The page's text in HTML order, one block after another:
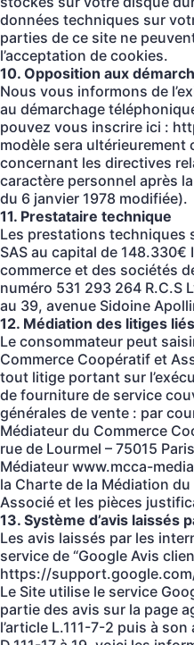
données techniques sur
parties de ce site ne
l’acceptation de cookies.
10. Opposition aux
Nous vous informons de
au démarchage
pouvez vous inscrire ici :
modèle sera ultérieurement
concernant les directives
caractère personnel après
du 6 janvier 1978 modifiée).
11. Prestataire technique
Les prestations techniques
SAS au capital de
commerce et des sociétés
numéro 531 293 264 R.C.S
au 39, avenue Sidoine
12. Médiation des litiges
Le consommateur peut
Commerce Coopératif et
tout litige portant sur
de fourniture de service
générales de vente : par
Médiateur du Commerce
rue de Lourmel – 75015
Médiateur www.mcca-
la Charte de la Médiation
Associé et les pièces
13. Système d’avis laissés
Les avis laissés par les
service de “Google Avis
https://
Le Site utilise le service
partie des avis sur la page
l’article L.111-7-2 puis à